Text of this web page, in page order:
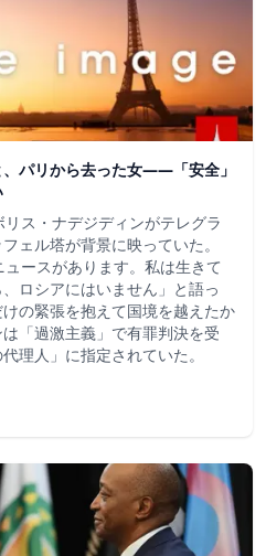
パリから去った女——「安全」
ス・ナデジディンがテレグラ
ェル塔が背景に映っていた。
ースがあります。私は生きて
ロシアにはいません」と語っ
の緊張を抱えて国境を越えたか
「過激主義」で有罪判決を受
理人」に指定されていた。